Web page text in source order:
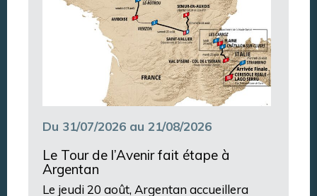
Du 31/07/2026 au 21/08/2026
Le Tour de l’Avenir fait étape à
Argentan
Le jeudi 20 août, Argentan accueillera